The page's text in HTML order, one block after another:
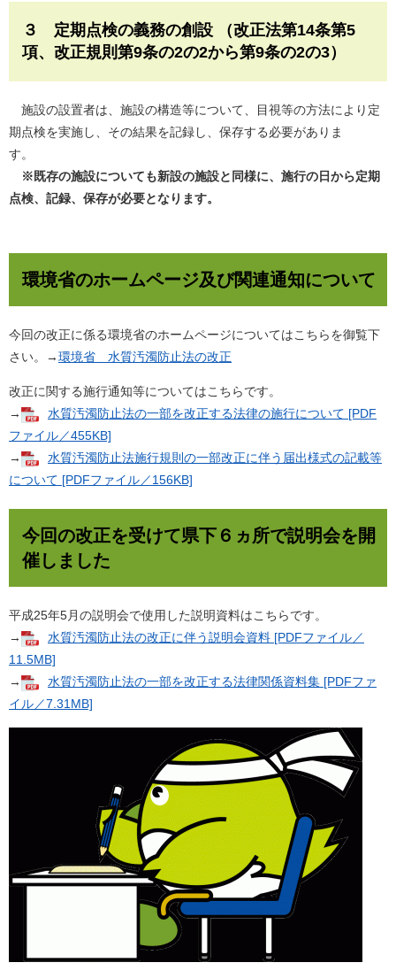
３ 定期点検の義務の創設 （改正法第14条第5
項、改正規則第9条の2の2から第9条の2の3）
施設の設置者は、施設の構造等について、目視等の方法により定
期点検を実施し、その結果を記録し、保存する必要がありま
す。
※既存の施設についても新設の施設と同様に、施行の日から定期
点検、記録、保存が必要となります。
環境省のホームページ及び関連通知について
今回の改正に係る環境省のホームページについてはこちらを御覧下
さい。→環境省＿水質汚濁防止法の改正
改正に関する施行通知等についてはこちらです。
→
水質汚濁防止法の一部を改正する法律の施行について [PDF
ファイル／455KB]
→
水質汚濁防止法施行規則の一部改正に伴う届出様式の記載等
について [PDFファイル／156KB]
今回の改正を受けて県下６ヵ所で説明会を開
催しました
平成25年5月の説明会で使用した説明資料はこちらです。
→
水質汚濁防止法の改正に伴う説明会資料 [PDFファイル／
11.5MB]
→
水質汚濁防止法の一部を改正する法律関係資料集 [PDFファ
イル／7.31MB]